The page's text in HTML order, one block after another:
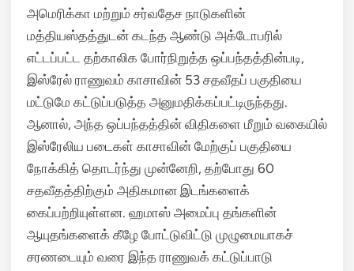
அமெரிக்கா மற்றும் சர்வதேச நாடுகளின்
மத்தியஸ்தத்துடன் கடந்த ஆண்டு அக்டோபரில்
எட்டப்பட்ட தற்காலிக போர்நிறுத்த ஒப்பந்தத்தின்படி,
இஸ்ரேல் ராணுவம் காசாவின் 53 சதவீதப் பகுதியை
மட்டுமே கட்டுப்படுத்த அனுமதிக்கப்பட்டிருந்தது.
ஆனால், அந்த ஒப்பந்தத்தின் விதிகளை மீறும் வகையில்
இஸ்ரேலிய படைகள் காசாவின் மேற்குப் பகுதியை
நோக்கித் தொடர்ந்து முன்னேறி, தற்போது 60
சதவீதத்திற்கும் அதிகமான இடங்களைக்
கைப்பற்றியுள்ளன. ஹமாஸ் அமைப்பு தங்களின்
ஆயுதங்களைக் கீழே போட்டுவிட்டு முழுமையாகச்
சரணடையும் வரை இந்த ராணுவக் கட்டுப்பாடு